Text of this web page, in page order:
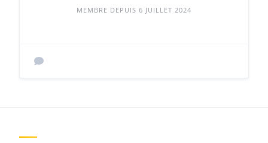
MEMBRE DEPUIS 6 JUILLET 2024